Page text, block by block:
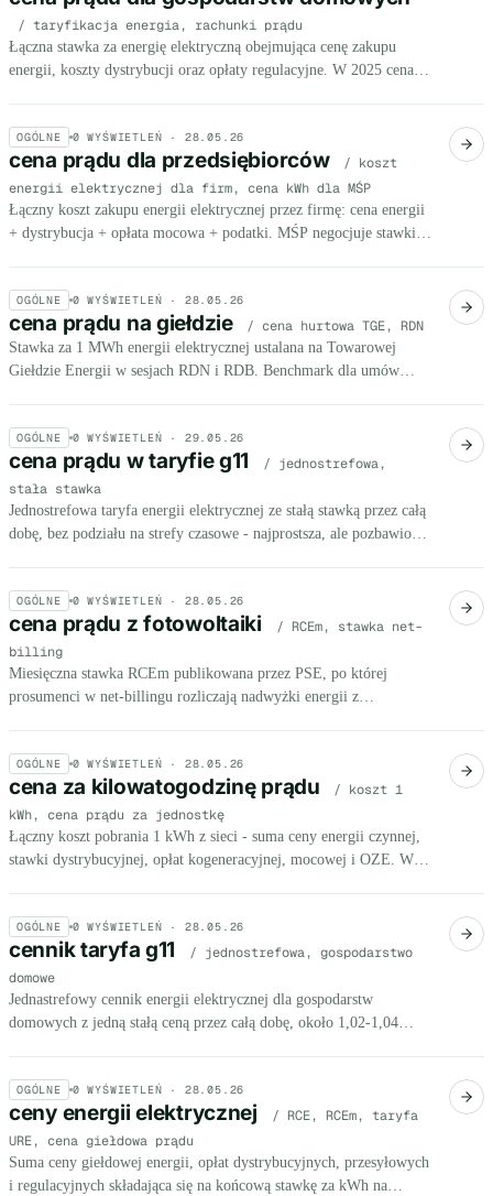
/ taryfikacja energia, rachunki prądu
Łączna stawka za energię elektryczną obejmująca cenę zakupu
energii, koszty dystrybucji oraz opłaty regulacyjne. W 2025 cena
OGÓLNE 0 WYŚWIETLEŃ · 28.05.26
cena prądu dla przedsiębiorców
/ koszt
energii elektrycznej dla firm, cena kWh dla MŚP
Łączny koszt zakupu energii elektrycznej przez firmę: cena energii
+ dystrybucja + opłata mocowa + podatki. MŚP negocjuje stawki
OGÓLNE 0 WYŚWIETLEŃ · 28.05.26
cena prądu na giełdzie / cena hurtowa TGE, RDN
Stawka za 1 MWh energii elektrycznej ustalana na Towarowej
Giełdzie Energii w sesjach RDN i RDB. Benchmark dla umów
OGÓLNE 0 WYŚWIETLEŃ · 29.05.26
cena prądu w taryfie g11
/ jednostrefowa,
stała stawka
Jednostrefowa taryfa energii elektrycznej ze stałą stawką przez całą
dobę, bez podziału na strefy czasowe - najprostsza, ale pozbawiona
OGÓLNE 0 WYŚWIETLEŃ · 28.05.26
cena prądu z fotowoltaiki
/ RCEm, stawka net-
billing
Miesięczna stawka RCEm publikowana przez PSE, po której
prosumenci w net-billingu rozliczają nadwyżki energii z
OGÓLNE 0 WYŚWIETLEŃ · 28.05.26
cena za kilowatogodzinę prądu
/ koszt 1
kWh, cena prądu za jednostkę
Łączny koszt pobrania 1 kWh z sieci - suma ceny energii czynnej,
stawki dystrybucyjnej, opłat kogeneracyjnej, mocowej i OZE. W
OGÓLNE 0 WYŚWIETLEŃ · 28.05.26
cennik taryfa g11
/ jednostrefowa, gospodarstwo
domowe
Jednastrefowy cennik energii elektrycznej dla gospodarstw
domowych z jedną stałą ceną przez całą dobę, około 1,02-1,04
OGÓLNE 0 WYŚWIETLEŃ · 28.05.26
ceny energii elektrycznej
/ RCE, RCEm, taryfa
URE, cena giełdowa prądu
Suma ceny giełdowej energii, opłat dystrybucyjnych, przesyłowych
i regulacyjnych składająca się na końcową stawkę za kWh na